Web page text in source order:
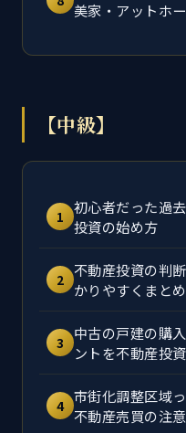
美家・アットホ
【中級】
1 初心者だった過
投資の始め方
2 不動産投資の判
かりやすくまと
3
中古の戸建の購
ントを不動産投
4 市街化調整区域
不動産売買の注